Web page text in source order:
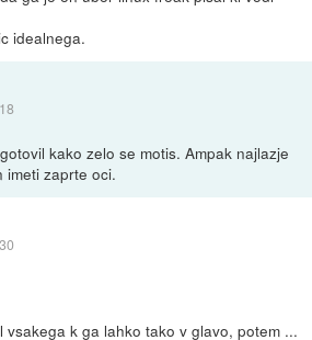
idealnega.
kako zelo se motis. Ampak najlazje
imeti zaprte oci.
vsakega k ga lahko tako v glavo, potem ...